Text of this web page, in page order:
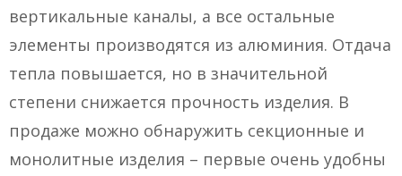
вертикальные каналы, а все остальные
элементы производятся из алюминия. Отдача
тепла повышается, но в значительной
степени снижается прочность изделия. В
продаже можно обнаружить секционные и
монолитные изделия – первые очень удобны